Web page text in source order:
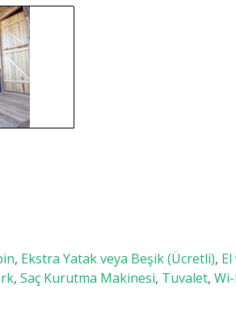
, Ekstra Yatak veya Beşik (Ücretli),
, Saç Kurutma Makinesi, Tuvalet, Wi-